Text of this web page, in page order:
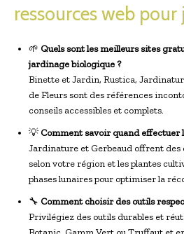
ressources web
🌱 Quels sont les meilleurs sites
jardinage biologique ?
Binette et Jardin, Rustica,
de Fleurs sont des références
conseils accessibles et complets.
💡 Comment savoir quand effectuer
Jardinature et Gerbeaud offrent
selon votre région et les plantes
phases lunaires pour optimiser la
🔧 Comment choisir des outils
Privilégiez des outils durables et